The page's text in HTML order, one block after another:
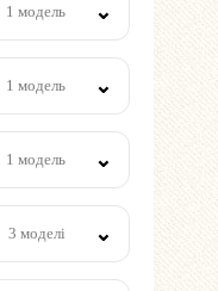
1 модель
1 модель
1 модель
3 моделі